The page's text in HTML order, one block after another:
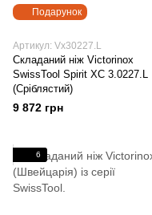
Подарунок
Артикул: Vx30227.L
Складаний ніж Victorinox
SwissTool Spirit XC 3.0227.L
(Сріблястий)
9 872 грн
6